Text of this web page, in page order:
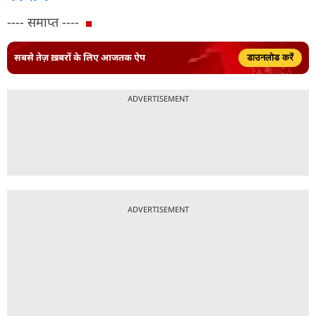
---- समाप्त ----
सबसे तेज़ ख़बरों के लिए आजतक ऐप डाउनलोड करें
ADVERTISEMENT
ADVERTISEMENT